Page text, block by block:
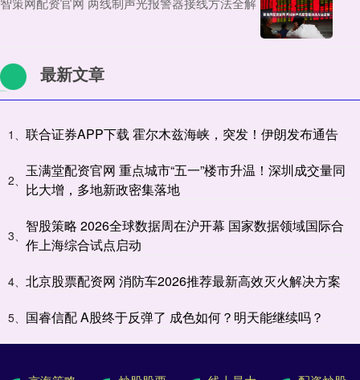
最新文章
1、 联合证券APP下载 霍尔木兹海峡，突发！伊朗发布通告
2、
玉满堂配资官网 重点城市“五一”楼市升温！深圳成交量同
比大增，多地新政密集落地
3、
智股策略 2026全球数据周在沪开幕 国家数据领域国际合
作上海综合试点启动
4、 北京股票配资网 消防车2026推荐最新高效灭火解决方案
5、 国睿信配 A股终于反弹了 成色如何？明天能继续吗？